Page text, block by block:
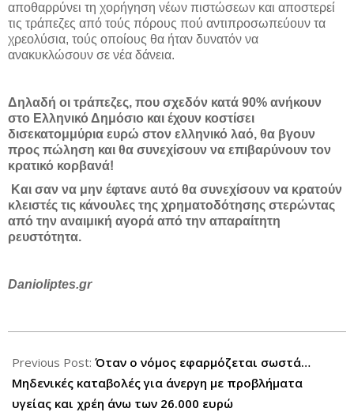
αποθαρρύνει τη χορήγηση νέων πιστώσεων και αποστερεί
τις τράπεζες από τούς πόρους πού αντιπροσωπεύουν τα
χρεολύσια, τούς οποίους θα ήταν δυνατόν να
ανακυκλώσουν σε νέα δάνεια.
Δηλαδή οι τράπεζες, που σχεδόν κατά 90% ανήκουν
στο Ελληνικό Δημόσιο και έχουν κοστίσει
δισεκατομμύρια ευρώ στον ελληνικό λαό, θα βγουν
προς πώληση και θα συνεχίσουν να επιβαρύνουν τον
κρατικό κορβανά!
Και σαν να μην έφτανε αυτό θα συνεχίσουν να κρατούν
κλειστές τις κάνουλες της χρηματοδότησης στερώντας
από την αναιμική αγορά από την απαραίτητη
ρευστότητα.
Danioliptes.gr
01-
17
Previous Post: Όταν ο νόμος εφαρμόζεται σωστά…
Μηδενικές καταβολές για άνεργη με προβλήματα
υγείας και χρέη άνω των 26.000 ευρώ